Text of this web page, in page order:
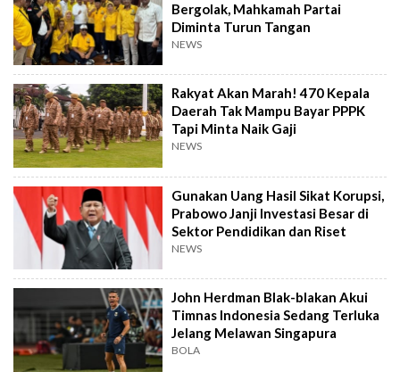
Bergolak, Mahkamah Partai
Diminta Turun Tangan
NEWS
Rakyat Akan Marah! 470 Kepala
Daerah Tak Mampu Bayar PPPK
Tapi Minta Naik Gaji
NEWS
Gunakan Uang Hasil Sikat Korupsi,
Prabowo Janji Investasi Besar di
Sektor Pendidikan dan Riset
NEWS
John Herdman Blak-blakan Akui
Timnas Indonesia Sedang Terluka
Jelang Melawan Singapura
BOLA